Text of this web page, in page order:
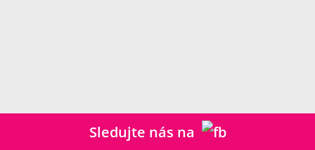
Sledujte nás na